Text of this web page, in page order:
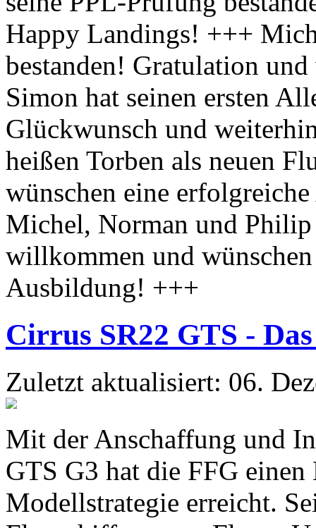
Cirrus SR22 GTS -
Zuletzt aktualisiert: 06.
Mit der Anschaffung und
GTS G3 hat die FFG
Modellstrategie erreicht.